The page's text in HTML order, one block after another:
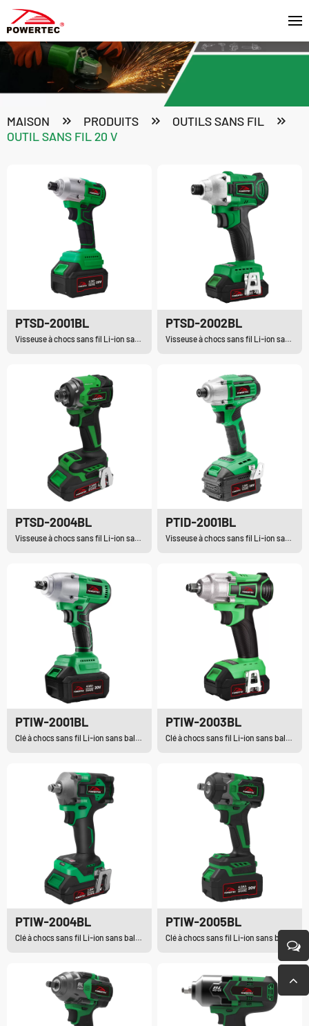
MAISON PRODUITS
OUTILS SANS FIL
OUTIL SANS FIL 20 V
PTSD-2001BL PTSD-2002BL
PTSD-2004BL
Visseuse à chocs sans fil Li-ion sans balais
PTID-2001BL
Visseuse à chocs sans fil Li-ion sans balais
PTIW-2001BL
Clé à chocs sans fil Li-ion sans balais
PTIW-2003BL
Clé à chocs sans fil Li-ion sans balais
PTIW-2004BL PTIW-2005BL